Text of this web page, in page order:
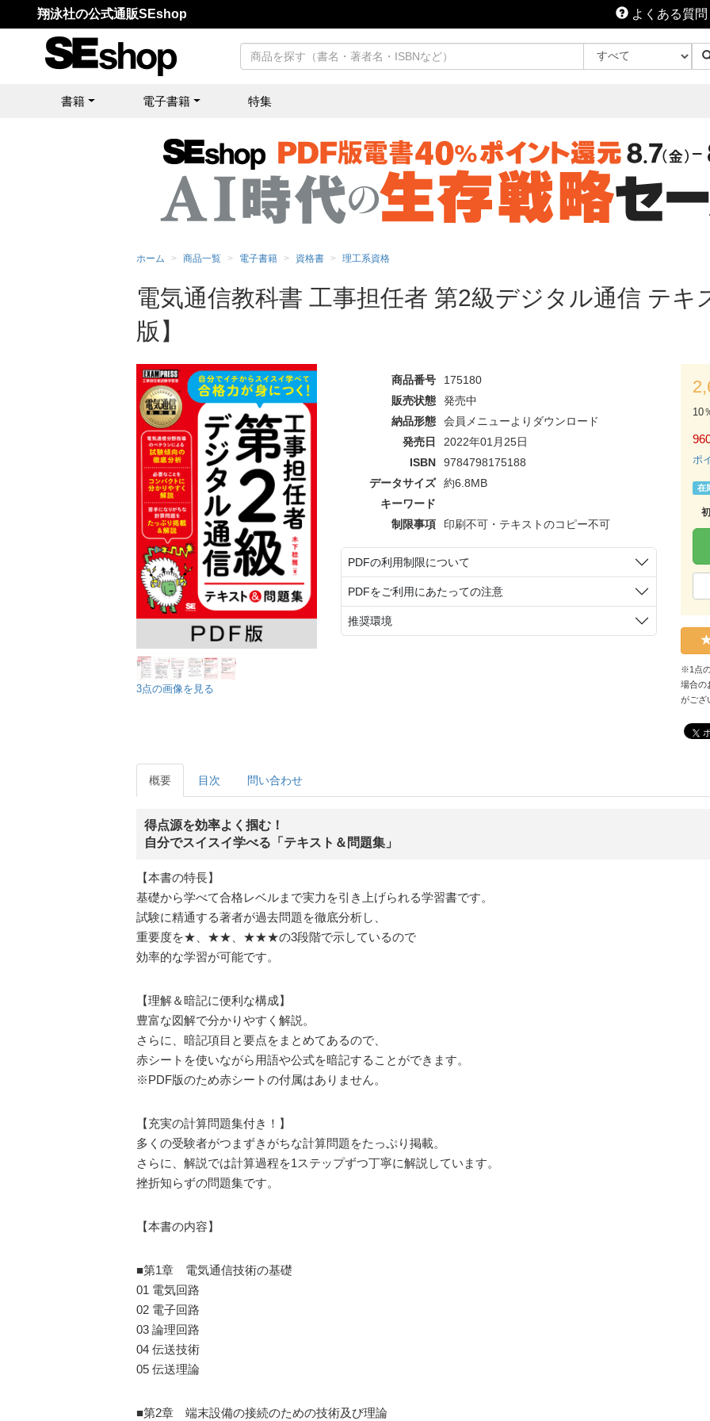
翔泳社の公式通販SEshop よくある質問
書籍 電子書籍 特集
ホーム 商品一覧 電子書籍 資格書 理工系資格
電気通信教科書 工事担任者 第2級デジタル通信 テキ
版】
3点の画像を見る
商品番号
175180
販売状態
発売中
納品形態
会員メニューよりダウンロード
発売日
2022年01月25日
ISBN
9784798175188
データサイズ
約6.8MB
キーワード
制限事項
印刷不可・テキストのコピー不可
PDFの利用制限について
PDFをご利用にあたっての注意
推奨環境
10
ポ
在
※1点
場合の
がござ
概要 目次 問い合わせ
得点源を効率よく掴む！
自分でスイスイ学べる「テキスト＆問題集」
【本書の特長】
基礎から学べて合格レベルまで実力を引き上げられる学習書です。
試験に精通する著者が過去問題を徹底分析し、
重要度を★、★★、★★★の3段階で示しているので
効率的な学習が可能です。
【理解＆暗記に便利な構成】
豊富な図解で分かりやすく解説。
さらに、暗記項目と要点をまとめてあるので、
赤シートを使いながら用語や公式を暗記することができます。
※PDF版のため赤シートの付属はありません。
【充実の計算問題集付き！】
多くの受験者がつまずきがちな計算問題をたっぷり掲載。
さらに、解説では計算過程を1ステップずつ丁寧に解説しています。
挫折知らずの問題集です。
【本書の内容】
■第1章 電気通信技術の基礎
01 電気回路
02 電子回路
03 論理回路
04 伝送技術
05 伝送理論
■第2章 端末設備の接続のための技術及び理論